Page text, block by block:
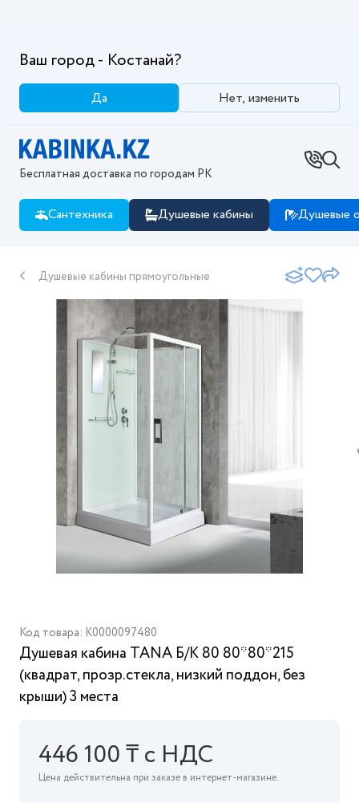
Ваш город - Костанай?
Да Нет, изменить
Бесплатная доставка по городам РК
Сантехника Душевые кабины Душевые
Душевые кабины прямоугольные
Код товара: K0000097480
Душевая кабина TANA Б/К 80 80*80*215
(квадрат, прозр.стекла, низкий поддон, без
крыши) 3 места
446 100 ₸ с НДС
Цена действительна при заказе в интернет-магазине.